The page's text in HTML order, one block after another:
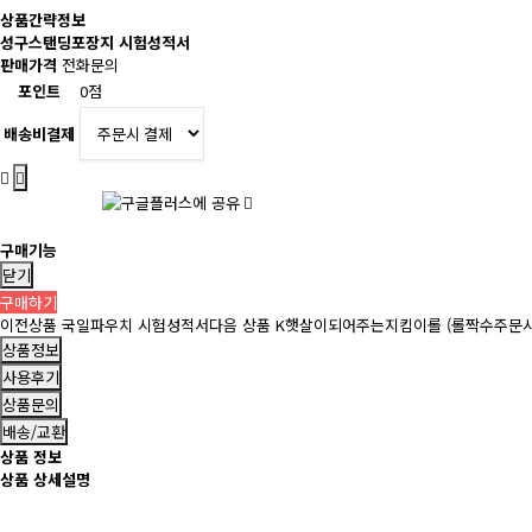
상품간략정보
성구스탠딩포장지 시험성적서
판매가격 전화문의
포인트
0점
배송비결제
구매기능
닫기
구매하기
이전상품 국일파우치 시험성적서다음 상품 K햇살이되어주는지킴이롤 (롤짝수주
상품정보
사용후기
상품문의
배송/교환
상품 정보
상품 상세설명